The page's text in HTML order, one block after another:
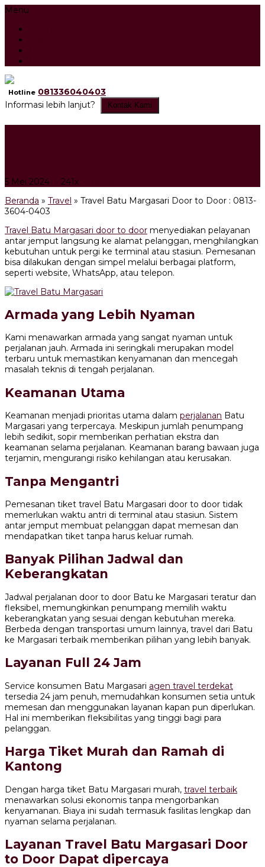
Menu
Hotline 081336040403
Informasi lebih lanjut?
Kontak Kami
5 Mei 2024 241x
Beranda » Travel » Travel Batu Margasari Door to Door : 0813-
3604-0403
Travel Batu Margasari door to door menyediakan pelayanan
antar jemput langsung ke alamat pelanggan, menghilangkan
kebutuhan untuk pergi ke terminal atau stasiun. Pemesanan
bisa dilakukan dengan simpel melalui berbagai platform,
seperti website, WhatsApp, atau telepon.
Armada yang Lebih Nyaman
Kami menawarkan armada yang sangat nyaman untuk
perjalanan jauh. Armada ini seringkali merupakan model
terbaru untuk memastikan kenyamanan dan mencegah
masalah teknis di tengah perjalanan.
Keamanan Utama
Keamanan menjadi prioritas utama dalam perjalanan Batu
Margasari yang terpercaya. Meskipun jumlah penumpang
lebih sedikit, sopir memberikan perhatian ekstra dan
keamanan selama perjalanan. Keamanan barang bawaan juga
terjamin, mengurangi risiko kehilangan atau kerusakan.
Tanpa Mengantri
Pemesanan tiket travel Batu Margasari door to door tidak
memerlukan waktu antri di terminal atau stasiun. Sistem
antar jemput membuat pelanggan dapat memesan dan
mendapatkan tiket tanpa harus keluar rumah.
Banyak Pilihan Jadwal dan
Keberangkatan
Jadwal perjalanan door to door Batu ke Margasari teratur dan
fleksibel, memungkinkan penumpang memilih waktu
keberangkatan yang sesuai dengan kebutuhan mereka.
Berbeda dengan transportasi umum lainnya, travel dari Batu
ke Margasari terbaik memberikan pilihan yang lebih banyak.
Layanan Full 24 Jam
Service konsumen Batu Margasari agen travel terdekat
tersedia 24 jam penuh, memudahkan konsumen setia untuk
memesan dan menggunakan layanan kapan pun diperlukan.
Hal ini memberikan fleksibilitas yang tinggi bagi para
pelanggan.
Harga Tiket Murah dan Ramah di
Kantong
Dengan harga tiket Batu Margasari murah, travel terbaik
menawarkan solusi ekonomis tanpa mengorbankan
kenyamanan. Biaya ini sudah termasuk fasilitas lengkap dan
nyaman selama perjalanan.
Layanan Travel Batu Margasari Door
to Door Dapat dipercaya